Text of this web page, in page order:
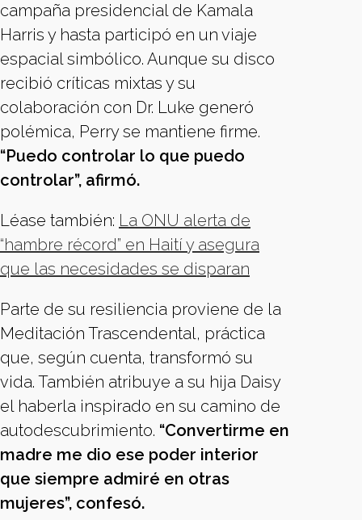
campaña presidencial de Kamala
Harris y hasta participó en un viaje
espacial simbólico. Aunque su disco
recibió críticas mixtas y su
colaboración con Dr. Luke generó
polémica, Perry se mantiene firme.
“Puedo controlar lo que puedo
controlar”, afirmó.
Léase también: La ONU alerta de
“hambre récord” en Haití y asegura
que las necesidades se disparan
Parte de su resiliencia proviene de la
Meditación Trascendental, práctica
que, según cuenta, transformó su
vida. También atribuye a su hija Daisy
el haberla inspirado en su camino de
autodescubrimiento. “Convertirme en
madre me dio ese poder interior
que siempre admiré en otras
mujeres”, confesó.